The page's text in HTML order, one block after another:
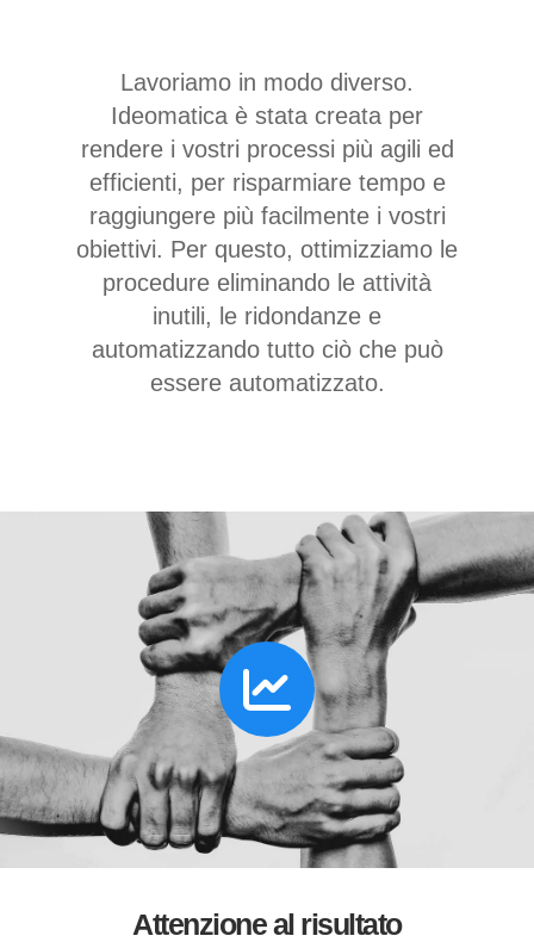
Lavoriamo in modo diverso.
Ideomatica è stata creata per
rendere i vostri processi più agili ed
efficienti, per risparmiare tempo e
raggiungere più facilmente i vostri
obiettivi. Per questo, ottimizziamo le
procedure eliminando le attività
inutili, le ridondanze e
automatizzando tutto ciò che può
essere automatizzato.
Attenzione al risultato